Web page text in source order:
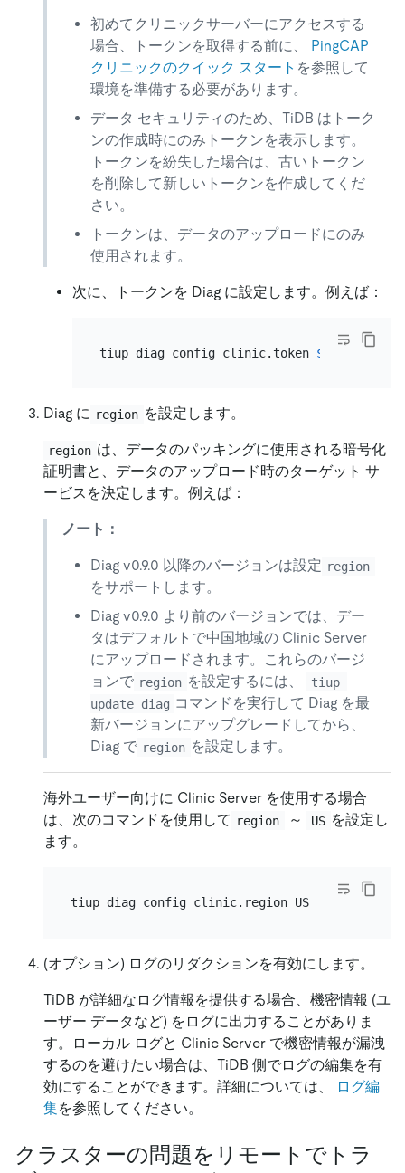
初めてクリニックサーバーにアクセスする
場合、トークンを取得する前に、
PingCAP
クリニックのクイック スタート を参照して
環境を準備する必要があります。
データ セキュリティのため、TiDB はトーク
ンの作成時にのみトークンを表示します。
トークンを紛失した場合は、古いトークン
を削除して新しいトークンを作成してくだ
さい。
トークンは、データのアップロードにのみ
使用されます。
次に、トークンを Diag に設定します。例えば：
tiup diag config clinic.token ${token-
Diag に region を設定します。
region は、データのパッキングに使用される暗号化
証明書と、データのアップロード時のターゲット サ
ービスを決定します。例えば：
ノート：
Diag v0.9.0 以降のバージョンは設定 region
をサポートします。
Diag v0.9.0 より前のバージョンでは、デー
タはデフォルトで中国地域の Clinic Server
にアップロードされます。これらのバージ
ョンで region を設定するには、
tiup
update diag コマンドを実行して Diag を最
新バージョンにアップグレードしてから、
Diag で region を設定します。
海外ユーザー向けに Clinic Server を使用する場合
は、次のコマンドを使用して region ～ US を設定し
ます。
tiup diag config clinic.region US
(オプション) ログのリダクションを有効にします。
TiDB が詳細なログ情報を提供する場合、機密情報 (ユ
ーザー データなど) をログに出力することがありま
す。ローカル ログと Clinic Server で機密情報が漏洩
するのを避けたい場合は、TiDB 側でログの編集を有
効にすることができます。詳細については、
ログ編
集を参照してください。
クラスターの問題をリモートでトラ